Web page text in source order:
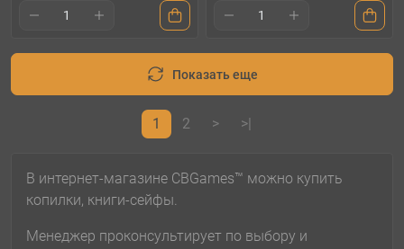
Показать еще
1 2 > >|
В интернет-магазине CBGames™ можно купить
копилки, книги-сейфы.
Менеджер проконсультирует по выбору и